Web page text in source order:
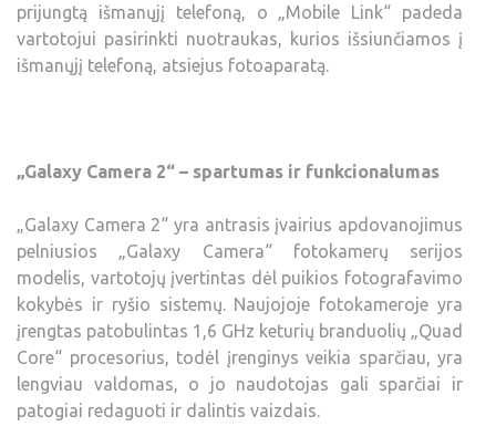
prijungtą išmanųjį telefoną, o „Mobile Link“ padeda
vartotojui pasirinkti nuotraukas, kurios išsiunčiamos į
išmanųjį telefoną, atsiejus fotoaparatą.
„Galaxy Camera 2“ – spartumas ir funkcionalumas
„Galaxy Camera 2“ yra antrasis įvairius apdovanojimus
pelniusios „Galaxy Camera“ fotokamerų serijos
modelis, vartotojų įvertintas dėl puikios fotografavimo
kokybės ir ryšio sistemų. Naujojoje fotokameroje yra
įrengtas patobulintas 1,6 GHz keturių branduolių „Quad
Core“ procesorius, todėl įrenginys veikia sparčiau, yra
lengviau valdomas, o jo naudotojas gali sparčiai ir
patogiai redaguoti ir dalintis vaizdais.